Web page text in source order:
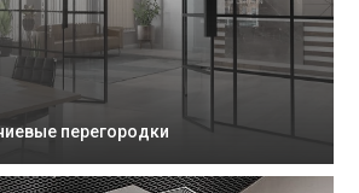
перегородки